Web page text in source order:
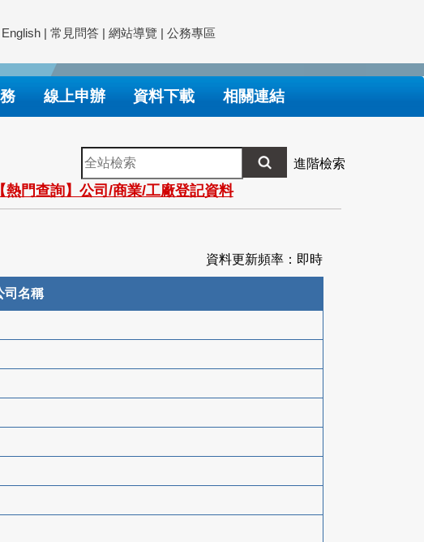
English | 常見問答 | 網站導覽 | 公務專區
線上申辦 資料下載 相關連結
全
站
檢
索
進階檢索
【熱門查詢】公司/商業/工廠登記資料
資料更新頻率：即時
司名稱